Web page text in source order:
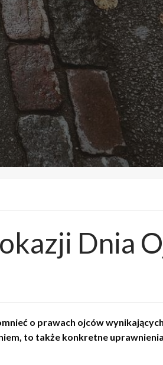
Dnia
o prawach ojców
to także konkretne